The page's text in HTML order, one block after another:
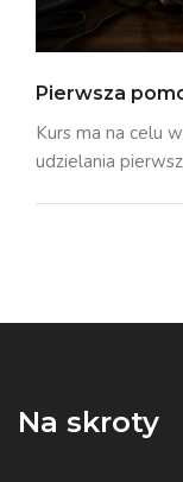
Pierwsza
Kurs ma na celu
udzielania
Na skroty